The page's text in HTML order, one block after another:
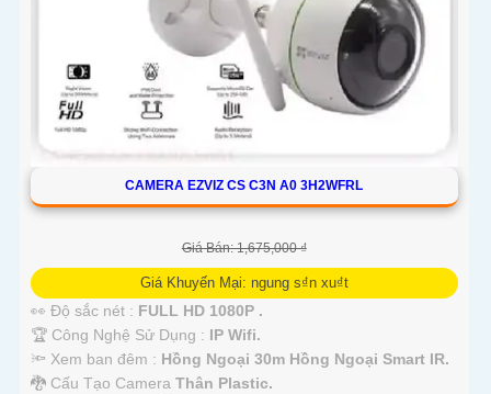
CAMERA EZVIZ CS C3N A0 3H2WFRL
Giá Bán: 1,675,000 ₫
Giá Khuyến Mại: ngung s₫n xu₫t
👀 Độ sắc nét : FULL HD 1080P .
🏆 Công Nghệ Sử Dụng : IP Wifi.
🔦 Xem ban đêm : Hồng Ngoại 30m Hồng Ngoại Smart IR.
🐉️ Cấu Tạo Camera Thân Plastic.